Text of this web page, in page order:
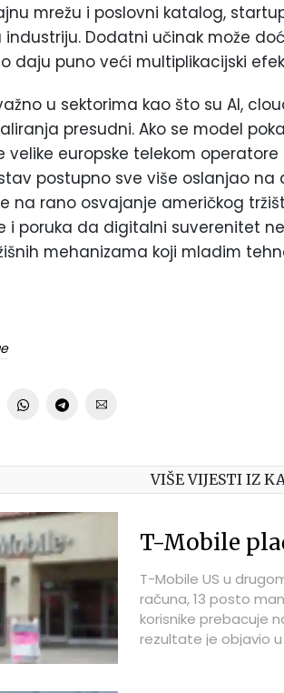
mrežu i poslovni katalog,
Dodatni učinak može
daju puno veći multiplikacijski
u sektorima kao što su AI,
presudni. Ako se model
velike europske telekom
postupno sve više oslanjao
na rano osvajanje američkog
i poruka da digitalni suverenitet
mehanizama koji mladim
VIŠE VIJESTI IZ
T-Mobile
T-Mobile US u
računa, 13 posto
korisnike prebacuje
rezultate je objavio